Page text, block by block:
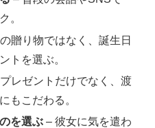
。
贈り物ではなく、誕生日
トを選ぶ。
レゼントだけでなく、渡
もこだわる。
を選ぶ – 彼女に気を遣わ